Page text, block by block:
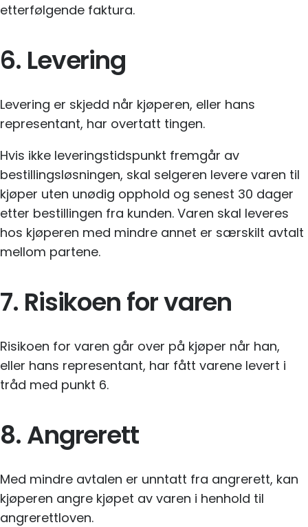
etterfølgende faktura.
6. Levering
Levering er skjedd når kjøperen, eller hans
representant, har overtatt tingen.
Hvis ikke leveringstidspunkt fremgår av
bestillingsløsningen, skal selgeren levere varen til
kjøper uten unødig opphold og senest 30 dager
etter bestillingen fra kunden. Varen skal leveres
hos kjøperen med mindre annet er særskilt avtalt
mellom partene.
7. Risikoen for varen
Risikoen for varen går over på kjøper når han,
eller hans representant, har fått varene levert i
tråd med punkt 6.
8. Angrerett
Med mindre avtalen er unntatt fra angrerett, kan
kjøperen angre kjøpet av varen i henhold til
angrerettloven.